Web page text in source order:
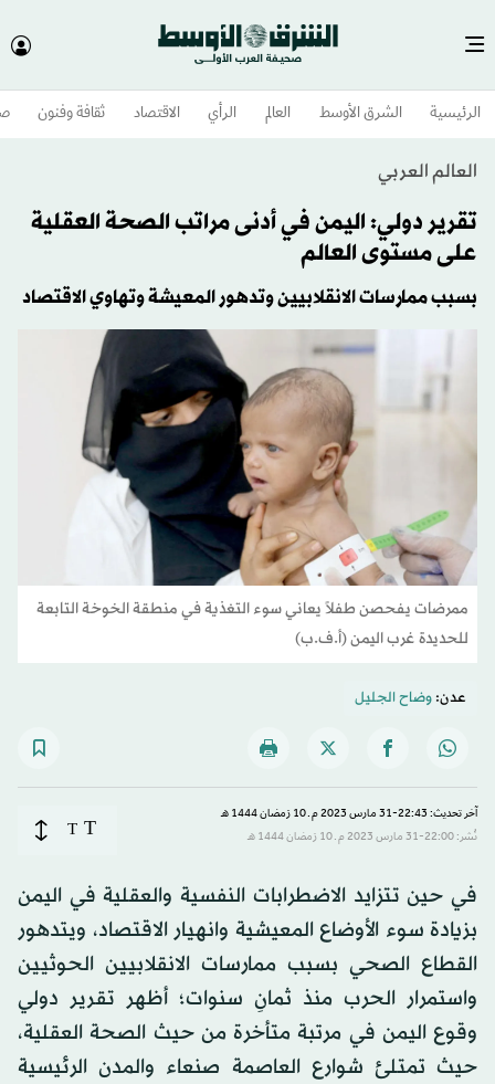
الرئيسية الشرق الأوسط​ العالم الرأي الاقتصاد ثقافة وفنون
العالم العربي
تقرير دولي: اليمن في أدنى مراتب الصحة العقلية
على مستوى العالم
بسبب ممارسات الانقلابيين وتدهور المعيشة وتهاوي الاقتصاد
ممرضات يفحصن طفلاً يعاني سوء التغذية في منطقة الخوخة التابعة
للحديدة غرب اليمن (أ.ف.ب)
عدن:وضاح الجليل
آخر تحديث: 22:43-31 مارس 2023 م ـ 10 رَمضان 1444 هـ
نُشر: 22:00-31 مارس 2023 م ـ 10 رَمضان 1444 هـ
T
T
في حين تتزايد الاضطرابات النفسية والعقلية في اليمن
بزيادة سوء الأوضاع المعيشية وانهيار الاقتصاد، ويتدهور
القطاع الصحي بسبب ممارسات الانقلابيين الحوثيين
واستمرار الحرب منذ ثمانِ سنوات؛ أظهر تقرير دولي
وقوع اليمن في مرتبة متأخرة من حيث الصحة العقلية،
حيث تمتلئ شوارع العاصمة صنعاء والمدن الرئيسية